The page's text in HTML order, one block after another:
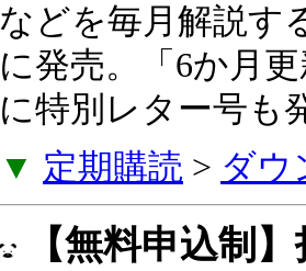
などを毎月解説す
に発売。「6か月
に特別レター号も
▼ 定期購読 > ダウ
【無料申込制